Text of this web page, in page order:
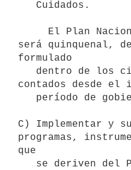
será quinquenal,
formulado
contados desde el
C) Implementar y
programas,
que